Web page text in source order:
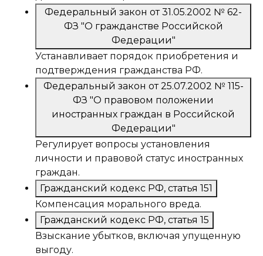
Федеральный закон от 31.05.2002 № 62-
ФЗ "О гражданстве Российской
Федерации"
Устанавливает порядок приобретения и
подтверждения гражданства РФ.
Федеральный закон от 25.07.2002 № 115-
ФЗ "О правовом положении
иностранных граждан в Российской
Федерации"
Регулирует вопросы установления
личности и правовой статус иностранных
граждан.
Гражданский кодекс РФ, статья 151
Компенсация морального вреда.
Гражданский кодекс РФ, статья 15
Взыскание убытков, включая упущенную
выгоду.